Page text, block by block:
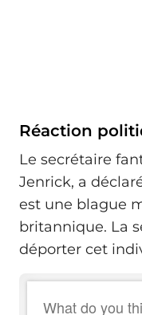
Réaction
Le secrétaire
Jenrick, a
est une blague
britannique. La
déporter cet